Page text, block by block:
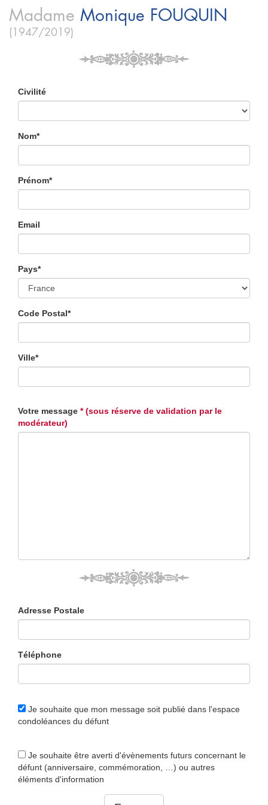
Madame Monique FOUQUIN
(1947/2019)
Civilité
Nom*
Prénom*
Email
Pays*
Code Postal*
Ville*
Votre message * (sous réserve de validation par le
modérateur)
Adresse Postale
Téléphone
Je souhaite que mon message soit publié dans l'espace
condoléances du défunt
Je souhaite être averti d'évènements futurs concernant le
défunt (anniversaire, commémoration, …) ou autres
éléments d'information